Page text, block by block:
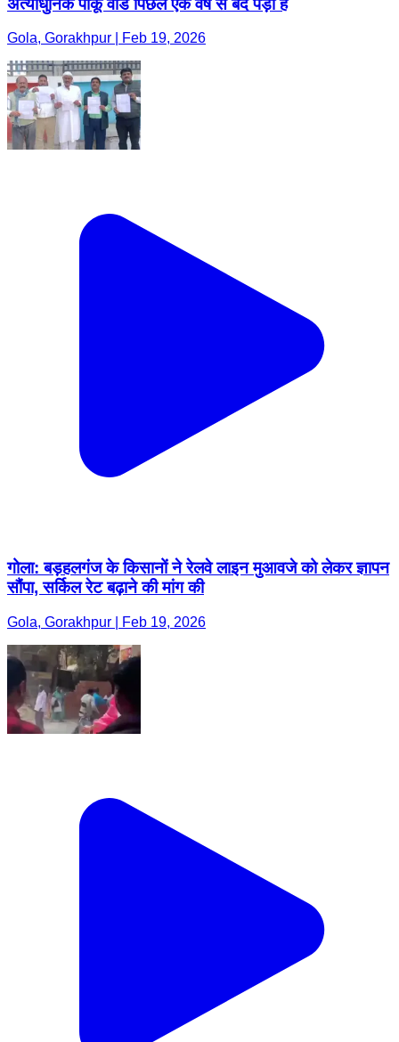
Gola, Gorakhpur | Feb 19, 2026
गोला: बड़हलगंज के किसानों ने रेलवे लाइन मुआवजे को लेकर ज्ञापन
सौंपा, सर्किल रेट बढ़ाने की मांग की
Gola, Gorakhpur | Feb 19, 2026